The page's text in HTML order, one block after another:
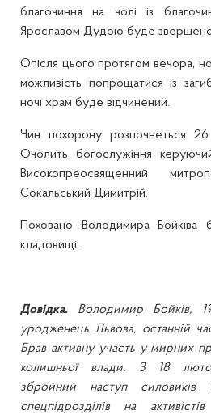
благочиння на чолі із
Ярославом Дудою буде звершено
Опісля цього протягом вечора,
можливість попрощатися із
ночі храм буде відчинений.
Чин похорону розпочнеться
Очолить богослужіння
Високопреосвященний
Сокальський Димитрій.
Поховано Володимира Бойківа
кладовищі.
Довідка. Володимир Бойків,
уродженець Львова, останній
Брав активну участь у мирних
колишньої влади. З 18
збройний наступ силовиків
спецпідрозділів на